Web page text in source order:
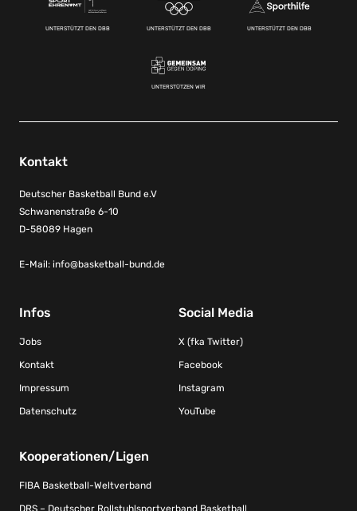
UNTERSTÜTZT DEN DBB UNTERSTÜTZT DEN DBB UNTERSTÜTZT DEN DBB
UNTERSTÜTZEN WIR
Kontakt
Deutscher Basketball Bund e.V
Schwanenstraße 6-10
D-58089 Hagen
E-Mail: info@basketball-bund.de
Infos
Jobs
Kontakt
Impressum
Datenschutz
Social Media
X (fka Twitter)
Facebook
Instagram
YouTube
Kooperationen/Ligen
FIBA Basketball-Weltverband
DRS – Deutscher Rollstuhlsportverband Basketball